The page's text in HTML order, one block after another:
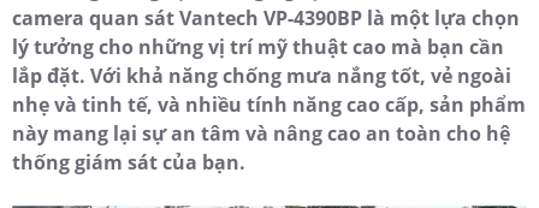
camera quan sát Vantech VP-4390BP là một lựa chọn
lý tưởng cho những vị trí mỹ thuật cao mà bạn cần
lắp đặt. Với khả năng chống mưa nắng tốt, vẻ ngoài
nhẹ và tinh tế, và nhiều tính năng cao cấp, sản phẩm
này mang lại sự an tâm và nâng cao an toàn cho hệ
thống giám sát của bạn.